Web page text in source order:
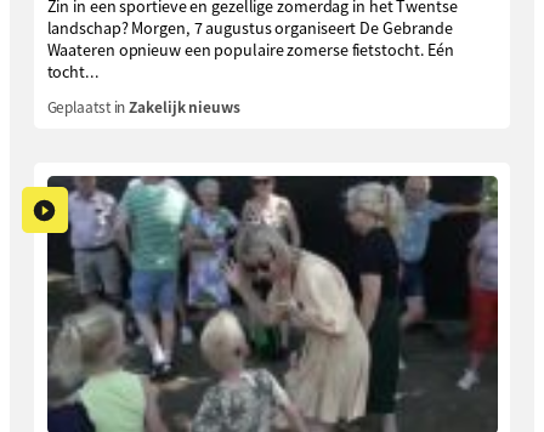
Zin in een sportieve en gezellige zomerdag in het Twentse
landschap? Morgen, 7 augustus organiseert De Gebrande
Waateren opnieuw een populaire zomerse fietstocht. Eén
tocht...
Geplaatst inZakelijk nieuws